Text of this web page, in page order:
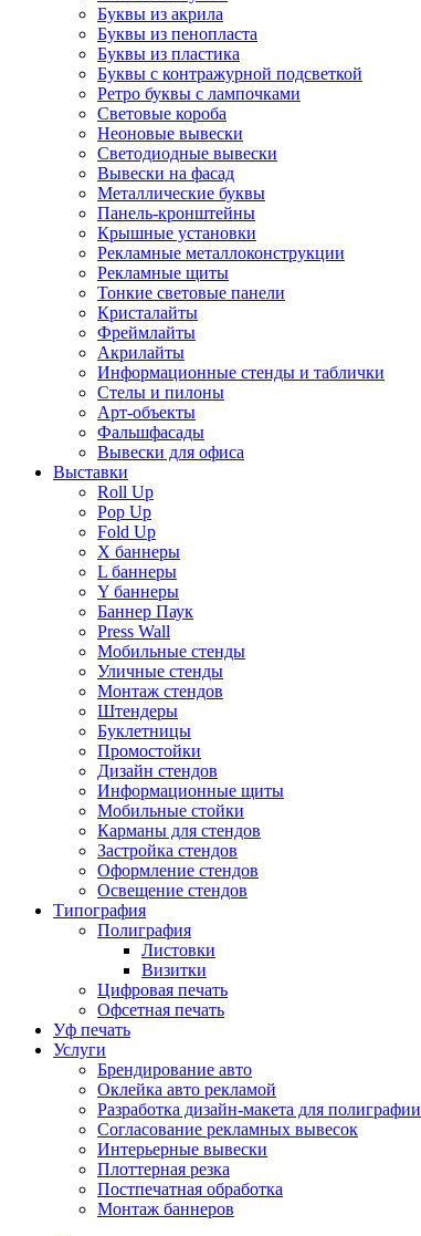
Буквы из акрила
Буквы из пенопласта
Буквы из пластика
Буквы с контражурной подсветкой
Ретро буквы с лампочками
Световые короба
Неоновые вывески
Светодиодные вывески
Вывески на фасад
Металлические буквы
Панель-кронштейны
Крышные установки
Рекламные металлоконструкции
Рекламные щиты
Тонкие световые панели
Кристалайты
Фреймлайты
Акрилайты
Информационные стенды и таблички
Стелы и пилоны
Арт-объекты
Фальшфасады
Вывески для офиса
Выставки
Roll Up
Pop Up
Fold Up
Х баннеры
L баннеры
Y баннеры
Баннер Паук
Press Wall
Мобильные стенды
Уличные стенды
Монтаж стендов
Штендеры
Буклетницы
Промостойки
Дизайн стендов
Информационные щиты
Мобильные стойки
Карманы для стендов
Застройка стендов
Оформление стендов
Освещение стендов
Типография
Полиграфия
Листовки
Визитки
Цифровая печать
Офсетная печать
Уф печать
Услуги
Брендирование авто
Оклейка авто рекламой
Разработка дизайн-макета для полиграфии
Согласование рекламных вывесок
Интерьерные вывески
Плоттерная резка
Постпечатная обработка
Монтаж баннеров